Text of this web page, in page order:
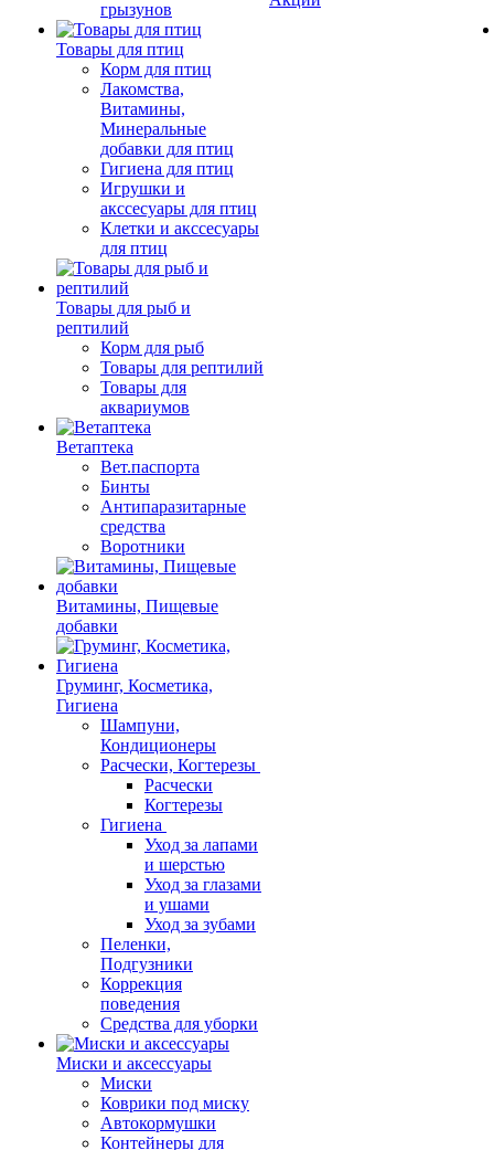
грызунов
Товары для птиц
Корм для птиц
Лакомства,
Витамины,
Минеральные
добавки для птиц
Гигиена для птиц
Игрушки и
акссесуары для птиц
Клетки и акссесуары
для птиц
Товары для рыб и
рептилий
Корм для рыб
Товары для рептилий
Товары для
аквариумов
Ветаптека
Вет.паспорта
Бинты
Антипаразитарные
средства
Воротники
Витамины, Пищевые
добавки
Груминг, Косметика,
Гигиена
Шампуни,
Кондиционеры
Расчески, Когтерезы
Расчески
Когтерезы
Гигиена
Уход за лапами
и шерстью
Уход за глазами
и ушами
Уход за зубами
Пеленки,
Подгузники
Коррекция
поведения
Средства для уборки
Миски и аксессуары
Миски
Коврики под миску
Автокормушки
Контейнеры для